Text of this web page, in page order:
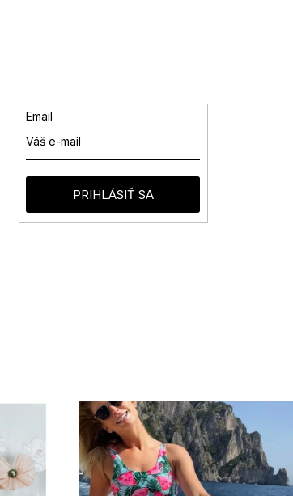
Email
PRIHLÁSIŤ SA